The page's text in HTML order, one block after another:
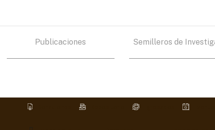
Publicaciones Semilleros de